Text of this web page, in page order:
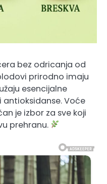
bez odricanja od
prirodno imaju
esencijalne
Voće
je izbor za sve koji
prehranu.